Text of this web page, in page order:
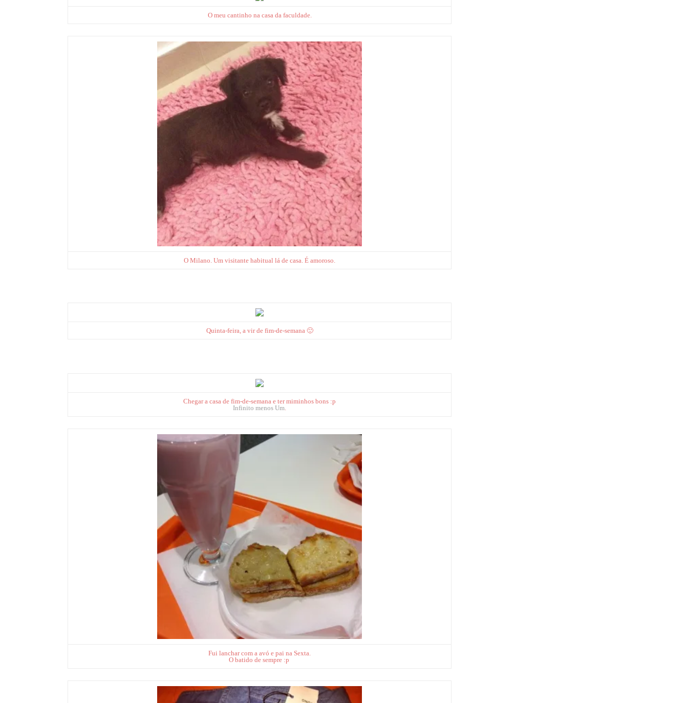
O meu cantinho na casa da faculdade.
O Milano. Um visitante habitual lá de casa. É amoroso.
Quinta-feira, a vir de fim-de-semana 🙂
Chegar a casa de fim-de-semana e ter miminhos bons :p
Infinito menos Um.
Fui lanchar com a avó e pai na Sexta.
O batido de sempre :p